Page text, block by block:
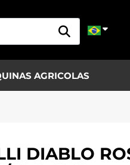
AGRICOLAS
DIABLO